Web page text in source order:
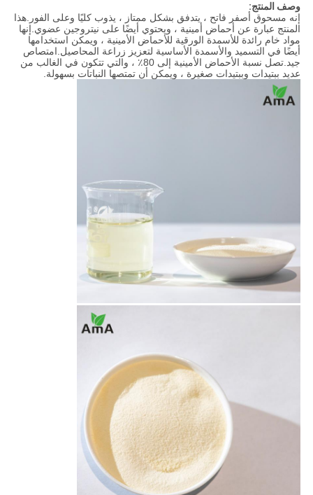
وصف المنتج:
إنه مسحوق أصفر فاتح ، يتدفق بشكل ممتاز ، يذوب كليًا وعلى الفور.هذا
المنتج عبارة عن أحماض أمينية ، ويحتوي أيضًا على نيتروجين عضوي.إنها
مواد خام رائدة للأسمدة الورقية للأحماض الأمينية ، ويمكن استخدامها
أيضًا في التسميد والأسمدة الأساسية لتعزيز زراعة المحاصيل.امتصاص
جيد.تصل نسبة الأحماض الأمينية إلى 80٪ ، والتي تتكون في الغالب من
عديد ببتيدات وببتيدات صغيرة ، ويمكن أن تمتصها النباتات بسهولة.